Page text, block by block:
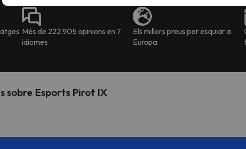
Més de 222.905 opinions en 7
idiomes
Els millors preus per esquiar a
Europa
sobre Esports Pirot IX